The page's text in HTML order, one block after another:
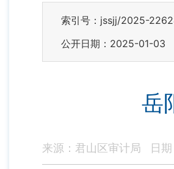
索引号：jssjj/2025-
公开日期：2025-01-03
岳
来源：君山区审计局 日